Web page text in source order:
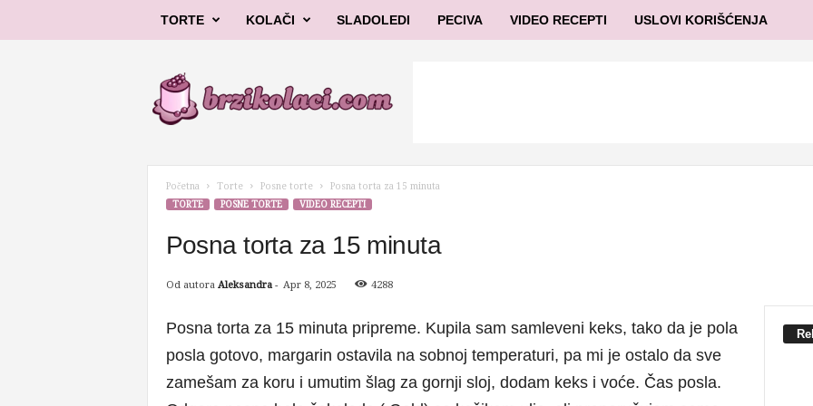
TORTE KOLAČI SLADOLEDI PECIVA VIDEO RECEPTI USLOVI KORIŠĆENJA
l
Početna Torte Posne torte
Posna torta za 15 minuta
TORTE
POSNE TORTE VIDEO RECEPTI
Posna torta za 15 minuta
Od autora Aleksandra- Apr 8, 2025 4288
Posna torta za 15 minuta pripreme. Kupila sam samleveni keks, tako da je pola
posla gotovo, margarin ostavila na sobnoj temperaturi, pa mi je ostalo da sve
zamešam za koru i umutim šlag za gornji sloj, dodam keks i voće. Čas posla.